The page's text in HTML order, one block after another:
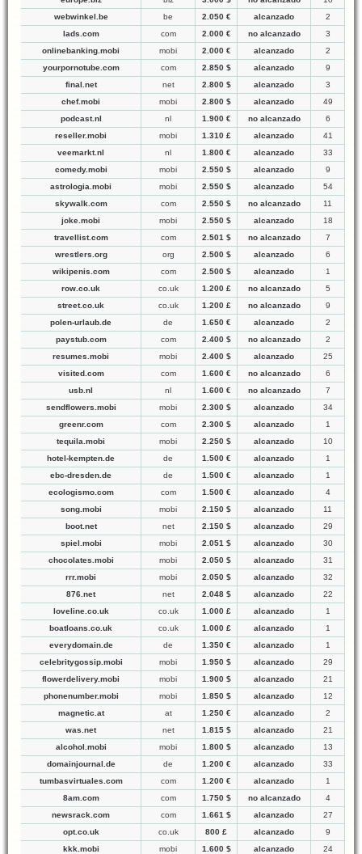
webwinkel.be
be 2.050 € alcanzado
2
lads.com
com 2.000 € no alcanzado
3
onlinebanking.mobi
mobi 2.000 € alcanzado
2
yourpornotube.com
com 2.850 $ alcanzado
9
final.net
net 2.800 $ alcanzado
3
chef.mobi
mobi 2.800 $ alcanzado
49
podcast.nl
nl 1.900 € no alcanzado
6
reseller.mobi
mobi 1.310 £ alcanzado
41
veemarkt.nl
nl 1.800 € alcanzado
33
comedy.mobi
mobi 2.550 $ alcanzado
9
astrologia.mobi
mobi 2.550 $ alcanzado
54
skywalk.com
com 2.550 $ no alcanzado
11
joke.mobi
mobi 2.550 $ alcanzado
18
travellist.com
com 2.501 $ no alcanzado
7
wrestlers.org
org 2.500 $ alcanzado
6
wikipenis.com
com 2.500 $ alcanzado
1
row.co.uk
co.uk 1.200 £ no alcanzado
5
street.co.uk
co.uk 1.200 £ no alcanzado
9
polen-urlaub.de
de 1.650 € alcanzado
2
paystub.com
com 2.400 $ no alcanzado
2
resumes.mobi
mobi 2.400 $ alcanzado
25
visited.com
com 1.600 € no alcanzado
6
usb.nl
nl 1.600 € no alcanzado
7
sendflowers.mobi
mobi 2.300 $ alcanzado
34
greenr.com
com 2.300 $ alcanzado
1
tequila.mobi
mobi 2.250 $ alcanzado
10
hotel-kempten.de
de 1.500 € alcanzado
1
ebc-dresden.de
de 1.500 € alcanzado
1
ecologismo.com
com 1.500 € alcanzado
4
song.mobi
mobi 2.150 $ alcanzado
11
boot.net
net 2.150 $ alcanzado
29
spiel.mobi
mobi 2.051 $ alcanzado
30
chocolates.mobi
mobi 2.050 $ alcanzado
31
rrr.mobi
mobi 2.050 $ alcanzado
32
876.net
net 2.048 $ alcanzado
22
loveline.co.uk
co.uk 1.000 £ alcanzado
1
boatloans.co.uk
co.uk 1.000 £ alcanzado
1
everydomain.de
de 1.350 € alcanzado
1
celebritygossip.mobi
mobi 1.950 $ alcanzado
29
flowerdelivery.mobi
mobi 1.900 $ alcanzado
21
phonenumber.mobi
mobi 1.850 $ alcanzado
12
magnetic.at
at 1.250 € alcanzado
2
was.net
net 1.815 $ alcanzado
21
alcohol.mobi
mobi 1.800 $ alcanzado
13
domainjournal.de
de 1.200 € alcanzado
33
tumbasvirtuales.com
com 1.200 € alcanzado
1
8am.com
com 1.750 $ no alcanzado
4
newsrack.com
com 1.661 $ alcanzado
27
opt.co.uk
co.uk 800 £ alcanzado
9
kkk.mobi
mobi 1.600 $ alcanzado
24